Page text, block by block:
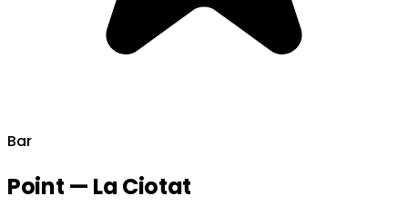
Bar
Point — La Ciotat